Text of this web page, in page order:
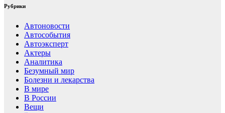
Рубрики
Автоновости
Автособытия
Автоэксперт
Актеры
Аналитика
Безумный мир
Болезни и лекарства
В мире
В России
Вещи